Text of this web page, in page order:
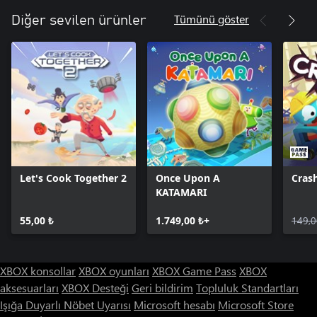
Diğer sevilen ürünler Tümünü göster
Let's Cook Together 2
55,00 ₺
Once Upon A
KATAMARI
1.749,00 ₺+
XBOX konsollarXBOX oyunları XBOX Game Pass XBOX
aksesuarları XBOX Desteği Geri bildirim Topluluk Standartları
Işığa Duyarlı Nöbet Uyarısı Microsoft hesabı Microsoft Store